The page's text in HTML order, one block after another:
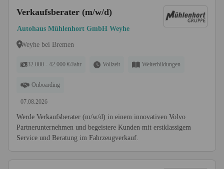
Verkaufsberater (m/w/d)
Autohaus Mühlenhort GmbH Weyhe
Weyhe bei Bremen
32.000 - 42.000 €/Jahr Vollzeit Weiterbildungen
Onboarding
07.08.2026
Werde Verkaufsberater (m/w/d) in einem innovativen Volvo
Partnerunternehmen und begeistere Kunden mit erstklassigem
Service und Beratung im Fahrzeugverkauf.